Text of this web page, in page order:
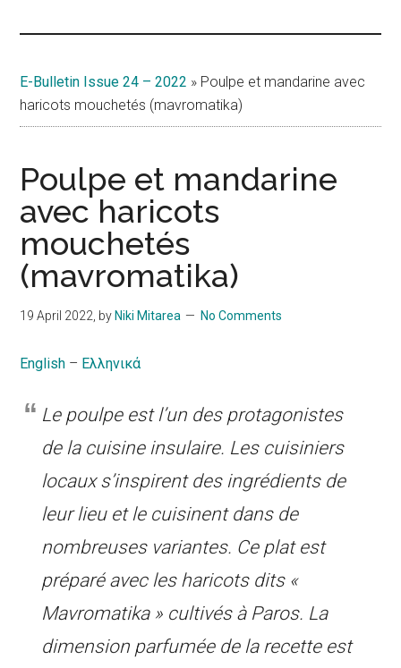
E-Bulletin Issue 24 – 2022 » Poulpe et mandarine avec
haricots mouchetés (mavromatika)
Poulpe et mandarine
avec haricots
mouchetés
(mavromatika)
19 April 2022, by Niki Mitarea No Comments
English – Ελληνικά
Le poulpe est l’un des protagonistes
de la cuisine insulaire. Les cuisiniers
locaux s’inspirent des ingrédients de
leur lieu et le cuisinent dans de
nombreuses variantes. Ce plat est
préparé avec les haricots dits «
Mavromatika » cultivés à Paros. La
dimension parfumée de la recette est